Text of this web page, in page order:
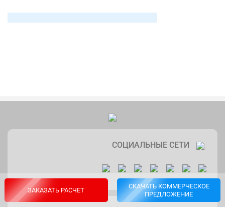
СОЦИАЛЬНЫЕ СЕТИ
ЗАКАЗАТЬ РАСЧЕТ
СКАЧАТЬ КОММЕРЧЕСКОЕ
ПРЕДЛОЖЕНИЕ